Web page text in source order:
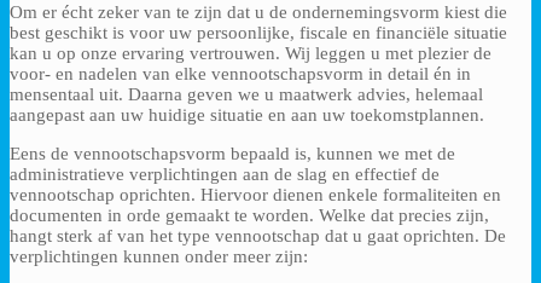
Om er écht zeker van te zijn dat u de ondernemingsvorm kiest die
best geschikt is voor uw persoonlijke, fiscale en financiële situatie
kan u op onze ervaring vertrouwen. Wij leggen u met plezier de
voor- en nadelen van elke vennootschapsvorm in detail én in
mensentaal uit. Daarna geven we u maatwerk advies, helemaal
aangepast aan uw huidige situatie en aan uw toekomstplannen.
Eens de vennootschapsvorm bepaald is, kunnen we met de
administratieve verplichtingen aan de slag en effectief de
vennootschap oprichten. Hiervoor dienen enkele formaliteiten en
documenten in orde gemaakt te worden. Welke dat precies zijn,
hangt sterk af van het type vennootschap dat u gaat oprichten. De
verplichtingen kunnen onder meer zijn: